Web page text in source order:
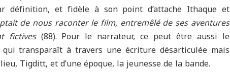
définition, et fidèle à son point d’attache Ithaque et
de nous raconter le film, entremêlé de ses aventures
fictives (88). Pour le narrateur, ce peut être aussi le
transparaît à travers une écriture désarticulée mais
Tigditt, et d’une époque, la jeunesse de la bande.